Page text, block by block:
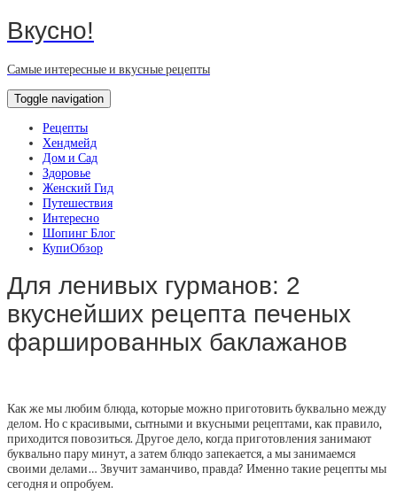
Вкусно!
Самые интересные и вкусные рецепты
Toggle navigation
Рецепты
Хендмейд
Дом и Сад
Здоровье
Женский Гид
Путешествия
Интересно
Шопинг Блог
КупиОбзор
Для ленивых гурманов: 2
вкуснейших рецепта печеных
фаршированных баклажанов
Как же мы любим блюда, которые можно приготовить буквально между
делом. Но с красивыми, сытными и вкусными рецептами, как правило,
приходится повозиться. Другое дело, когда приготовления занимают
буквально пару минут, а затем блюдо запекается, а мы занимаемся
своими делами… Звучит заманчиво, правда? Именно такие рецепты мы
сегодня и опробуем.